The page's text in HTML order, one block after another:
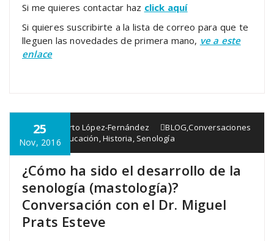
Si me quieres contactar haz click aquí
Si quieres suscribirte a la lista de correo para que te
lleguen las novedades de primera mano, ve a este
enlace
25
Nov, 2016
Dr. Humberto López-Fernández BLOG,Conversaciones
con...
Educación,Historia, Senología
¿Cómo ha sido el desarrollo de la
senología (mastología)?
Conversación con el Dr. Miguel
Prats Esteve